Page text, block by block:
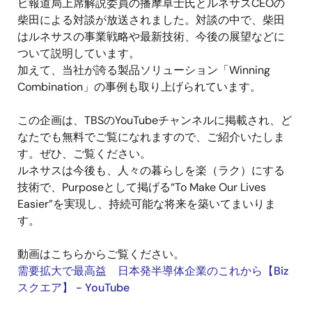
ビ報道局上席解説委員の播摩卓士氏とルネサスCEOの
柴田による対談が放送されました。対談の中で、柴田
はルネサスの事業戦略や最新技術、今後の展望などに
ついて説明しています。
加えて、当社が誇る製品ソリューション「Winning
Combination」の事例も取り上げられています。
この企画は、TBSのYouTubeチャンネルに掲載され、ど
なたでも無料でご覧になれますので、ご紹介いたしま
す。ぜひ、ご覧ください。
ルネサスは今後も、人々の暮らしを楽（ラク）にする
技術で、Purposeとして掲げる“To Make Our Lives
Easier”を実現し、持続可能な将来を築いてまいりま
す。
動画はこちらからご覧ください。
需要拡大で最高益 日本発半導体企業のこれから【Biz
スクエア】 - YouTube